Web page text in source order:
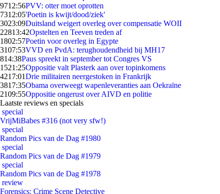
9712:56PVV: otter moet oprotten
7312:05'Poetin is kwijt/dood/ziek'
3023:09Duitsland weigert overleg over compensatie WOII
22813:42Opstelten en Teeven treden af
1802:57Poetin voor overleg in Egypte
3107:53VVD en PvdA: terughoudendheid bij MH17
814:38Paus spreekt in september tot Congres VS
1521:25Oppositie valt Plasterk aan over topinkomens
4217:01Drie militairen neergestoken in Frankrijk
3817:35Obama overweegt wapenleveranties aan Oekraïne
2109:55Oppositie ongerust over AIVD en politie
Laatste reviews en specials
special
VrijMiBabes #316 (not very sfw!)
special
Random Pics van de Dag #1980
special
Random Pics van de Dag #1979
special
Random Pics van de Dag #1978
review
Forensics: Crime Scene Detective